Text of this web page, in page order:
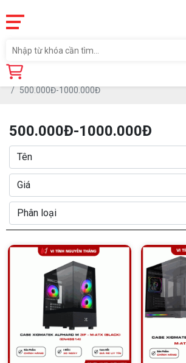
Trang chủ
500.000Đ-1000.000Đ
500.000Đ-1000.000Đ